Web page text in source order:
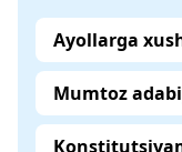
Ayollarga
Mumtoz